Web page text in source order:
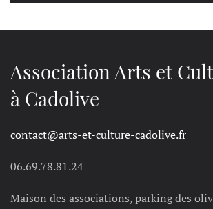
Association Arts et
à Cadolive
contact@arts-et-culture-cadolive.fr
06.69.78.81.24
Maison des associations, parking des